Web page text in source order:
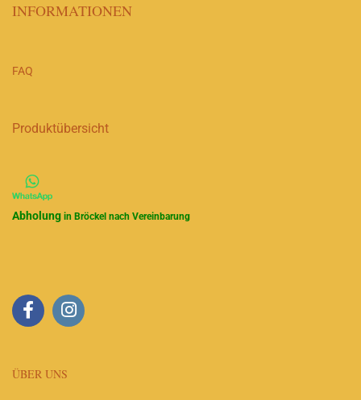
INFORMATIONEN
FAQ
Produktübersicht
Abholung in Bröckel nach Vereinbarung
ÜBER UNS